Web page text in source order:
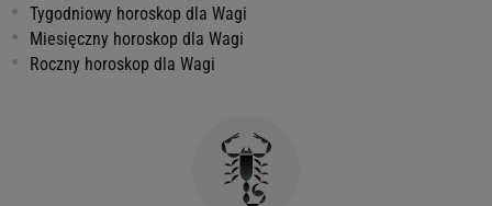
Tygodniowy horoskop dla Wagi
Miesięczny horoskop dla Wagi
Roczny horoskop dla Wagi